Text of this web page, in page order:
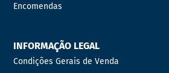
Encomendas
INFORMAÇÃO LEGAL
Condições Gerais de Venda